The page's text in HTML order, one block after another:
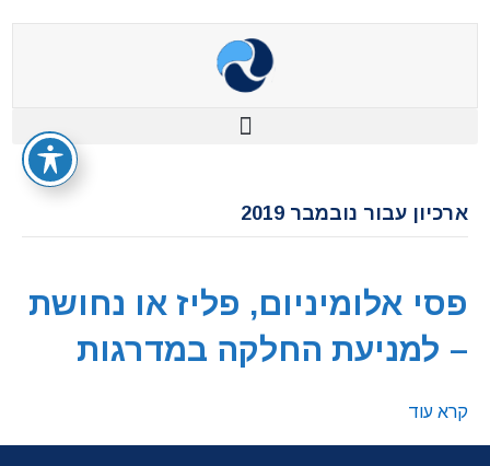
ארכיון עבור נובמבר 2019
פסי אלומיניום, פליז או נחושת
– למניעת החלקה במדרגות
קרא עוד